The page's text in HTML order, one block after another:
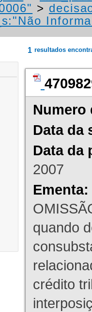
>
1 resultados
Numero
Data da
Data da
2007
Ementa:
quando
crédito